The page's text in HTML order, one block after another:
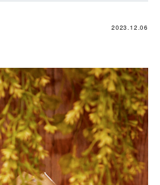
2023.12.06